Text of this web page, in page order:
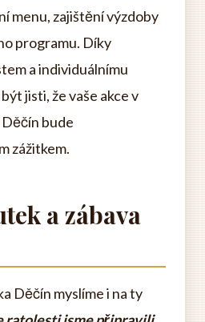
menu, zajištění výzdoby
programu. Díky
a individuálnímu
jisti, že vaše akce v
bude
zážitkem.
a zábava
Děčín myslíme i na ty